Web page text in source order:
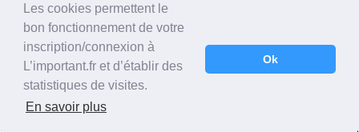
SPORT
La Française Stéphanie
Frappart:première femme à
arbitrer en Coupe du monde
Les cookies permettent le
bon fonctionnement de votre
inscription/connexion à
L’important.fr et d’établir des
statistiques de visites.
En savoir plus
Ok